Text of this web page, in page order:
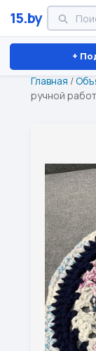
15.by
+
Минск
Главная /
ручной